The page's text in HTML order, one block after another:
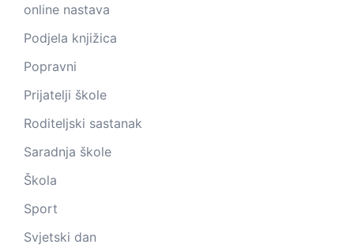
online nastava
Podjela knjižica
Popravni
Prijatelji škole
Roditeljski sastanak
Saradnja škole
Škola
Sport
Svjetski dan